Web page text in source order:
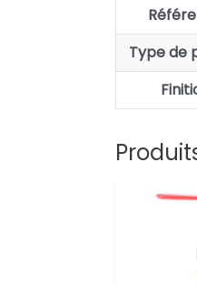
Type de